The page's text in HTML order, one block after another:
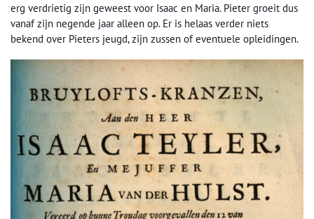
erg verdrietig zijn geweest voor Isaac en Maria. Pieter groeit dus
vanaf zijn negende jaar alleen op. Er is helaas verder niets
bekend over Pieters jeugd, zijn zussen of eventuele opleidingen.